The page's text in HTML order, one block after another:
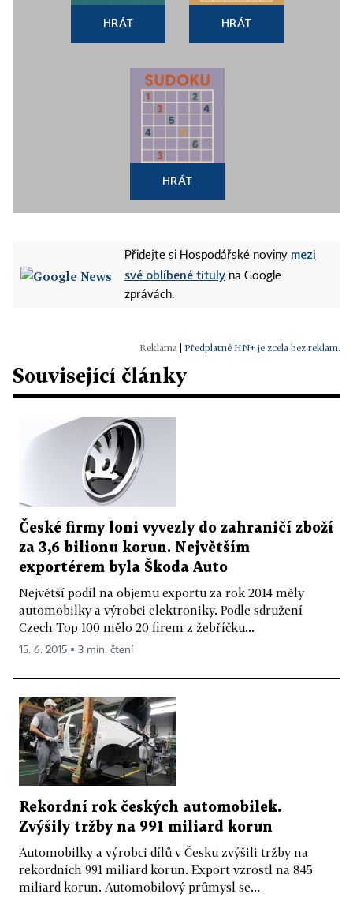
HRÁT HRÁT
HRÁT
Přidejte si Hospodářské noviny mezi
své oblíbené tituly na Google
zprávách.
Předplatné HN+ je zcela bez reklam.
Související články
České firmy loni vyvezly do zahraničí zboží
za 3,6 bilionu korun. Největším
exportérem byla Škoda Auto
Největší podíl na objemu exportu za rok 2014 měly
automobilky a výrobci elektroniky. Podle sdružení
Czech Top 100 mělo 20 firem z žebříčku...
15. 6. 2015 ▪ 3 min. čtení
Rekordní rok českých automobilek.
Zvýšily tržby na 991 miliard korun
Automobilky a výrobci dílů v Česku zvýšili tržby na
rekordních 991 miliard korun. Export vzrostl na 845
miliard korun. Automobilový průmysl se...